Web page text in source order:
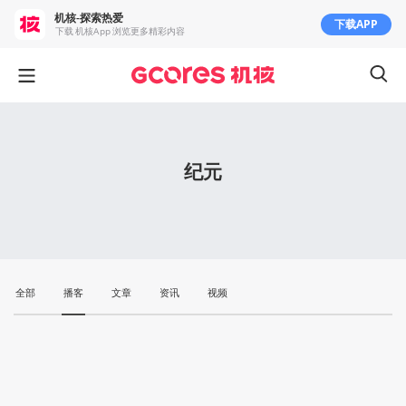
纪元
全部 播客 文章 资讯 视频
机核-探索热爱
下载 机核App 浏览更多精彩内容 下载APP